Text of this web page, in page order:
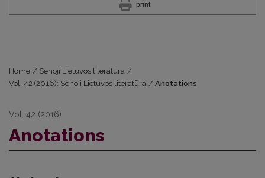
print
Home / Senoji Lietuvos literatūra /
Vol. 42 (2016): Senoji Lietuvos literatūra / Anotations
Vol. 42 (2016)
Anotations